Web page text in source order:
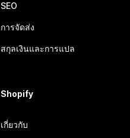
SEO
การจัดส่ง
สกุลเงินและการแปล
Shopify
เกี่ยวกับ